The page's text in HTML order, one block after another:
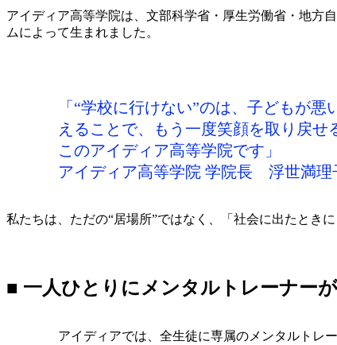
アイディア高等学院は、文部科学省・厚生労働省・地方
ムによって生まれました。
「“学校に行けない”のは、子どもが
えることで、もう一度笑顔を取り戻せ
このアイディア高等学院です」
アイディア高等学院 学院長 浮世満理
私たちは、ただの“居場所”ではなく、「社会に出たとき
■ 一人ひとりにメンタルトレーナー
アイディアでは、全生徒に専属のメンタルトレ